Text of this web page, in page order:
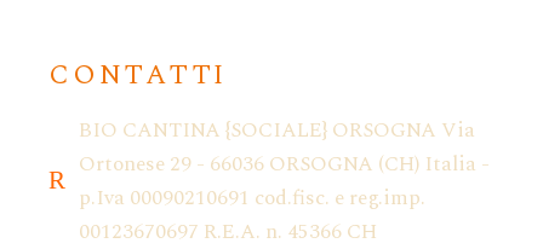
CONTATTI
BIO CANTINA {SOCIALE} ORSOGNA Via
Ortonese 29 - 66036 ORSOGNA (CH) Italia -
p.Iva 00090210691 cod.fisc. e reg.imp.
00123670697 R.E.A. n. 45366 CH